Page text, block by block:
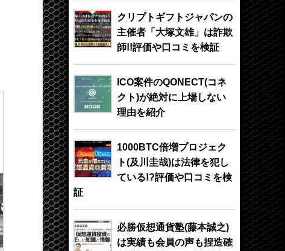
クリプトギフトジャパンの
主催者「大塚文雄」は詐欺
師!!評価や口コミを検証
ICO案件のQONECT(コネ
クト)が絶対に上場しない
理由を紹介
1000BTC倍増プロジェク
ト(及川圭哉)は法律を犯し
ている!?評価や口コミを検
証
必勝仮想通貨塾(藤本誠之)
は実績も会員の声も捏造確